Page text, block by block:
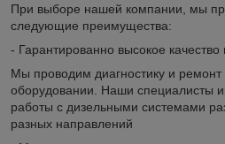
При выборе нашей компании, мы
следующие преимущества:
- Гарантированно высокое
Мы проводим диагностику и
оборудовании. Наши специалисты
работы с дизельными системами
разных направлений